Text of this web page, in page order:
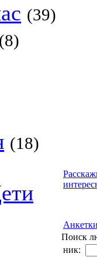
(39)
(8)
(18)
Поиск
ник: